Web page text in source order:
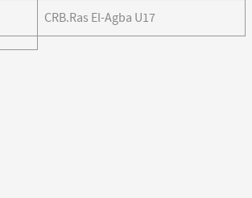
CRB.Ras El-Agba U17